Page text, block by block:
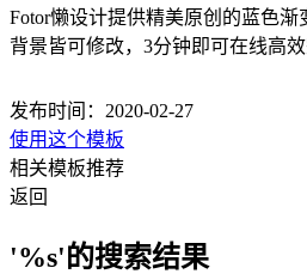
Fotor懒设计提供精美原创的蓝色
背景皆可修改，3分钟即可在线高
发布时间：2020-02-27
使用这个模板
相关模板推荐
返回
'%s'的搜索结果